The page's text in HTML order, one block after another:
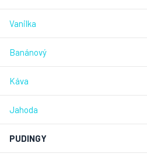
Vanilka
Banánový
Káva
Jahoda
PUDINGY